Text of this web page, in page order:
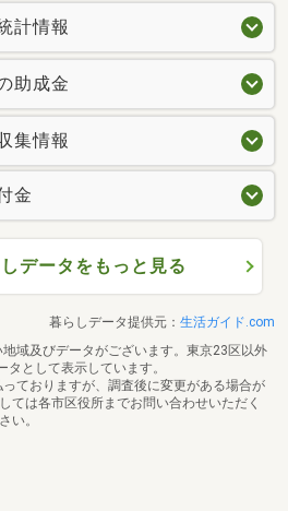
計情報
助成金
集情報
金
データをもっと見る
暮らしデータ提供元： 生活ガイド.com
域及びデータがございます。東京23区以外
として表示しています。
ておりますが、調査後に変更がある場合が
ては各市区役所までお問い合わせいただく
い。